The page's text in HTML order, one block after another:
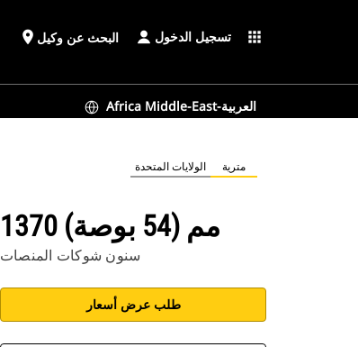
place البحث عن وكيل تسجيل الدخول apps
Africa Middle-East-العربية
الولايات المتحدة مترية
1370 مم (54 بوصة)
سنون شوكات المنصات
طلب عرض أسعار